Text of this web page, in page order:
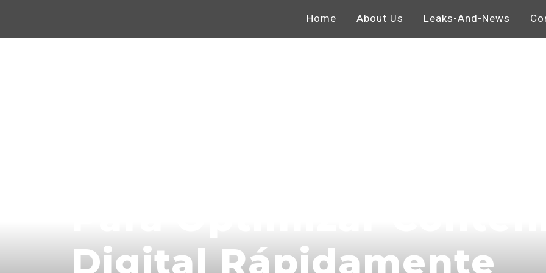
Home About Us Leaks-And-News
Digital Rápidamente